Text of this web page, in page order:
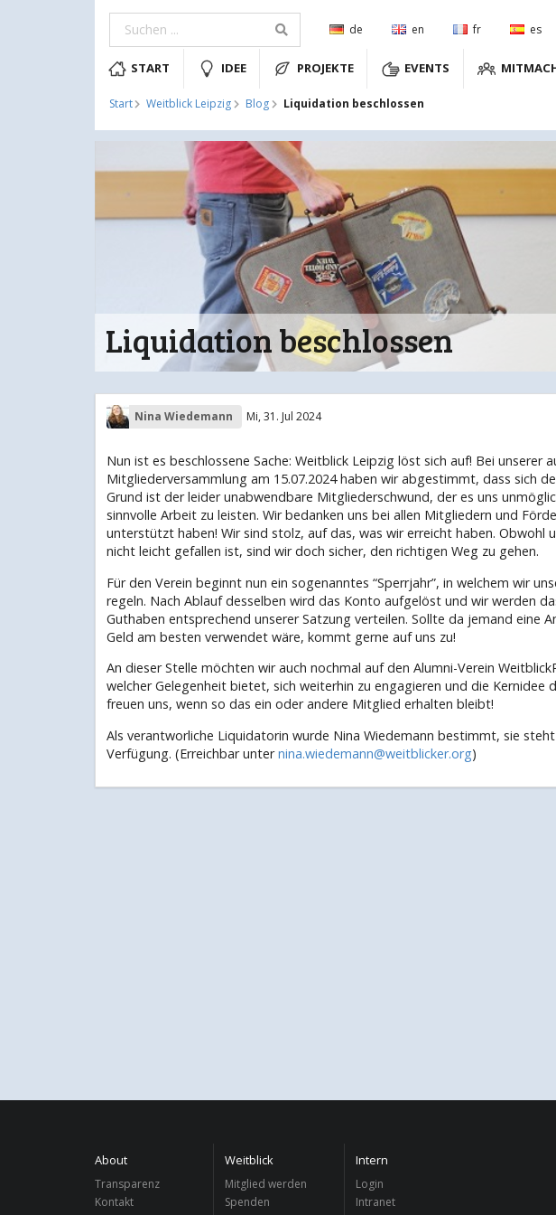
de en fr es
START IDEE PROJEKTE EVENTS
Start Weitblick Leipzig Blog Liquidation beschlossen
Liquidation beschlossen
Nina Wiedemann Mi, 31. Jul 2024
Nun ist es beschlossene Sache: Weitblick Leipzig löst sich auf! Bei unserer
Mitgliederversammlung am 15.07.2024 haben wir abgestimmt, dass sich
Grund ist der leider unabwendbare Mitgliederschwund, der es uns
sinnvolle Arbeit zu leisten. Wir bedanken uns bei allen Mitgliedern und
unterstützt haben! Wir sind stolz, auf das, was wir erreicht haben. Obwohl
nicht leicht gefallen ist, sind wir doch sicher, den richtigen Weg zu gehen.
Für den Verein beginnt nun ein sogenanntes “Sperrjahr”, in welchem wir
regeln. Nach Ablauf desselben wird das Konto aufgelöst und wir werden
Guthaben entsprechend unserer Satzung verteilen. Sollte da jemand eine
Geld am besten verwendet wäre, kommt gerne auf uns zu!
An dieser Stelle möchten wir auch nochmal auf den Alumni-Verein
welcher Gelegenheit bietet, sich weiterhin zu engagieren und die Kernidee
freuen uns, wenn so das ein oder andere Mitglied erhalten bleibt!
Als verantworliche Liquidatorin wurde Nina Wiedemann bestimmt, sie
Verfügung. (Erreichbar unternina.wiedemann@weitblicker.org)
About
Transparenz
Kontakt
Weitblick
Mitglied werden
Spenden
Intern
Login
Intranet